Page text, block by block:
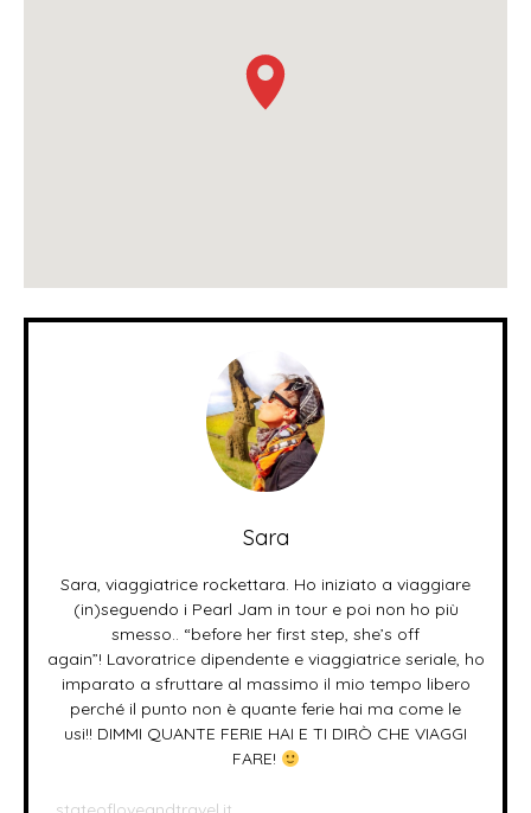
Sara
Sara, viaggiatrice rockettara. Ho iniziato a viaggiare
(in)seguendo i Pearl Jam in tour e poi non ho più
smesso.. “before her first step, she’s off
again”! Lavoratrice dipendente e viaggiatrice seriale, ho
imparato a sfruttare al massimo il mio tempo libero
perché il punto non è quante ferie hai ma come le
usi!! DIMMI QUANTE FERIE HAI E TI DIRÒ CHE VIAGGI
FARE!